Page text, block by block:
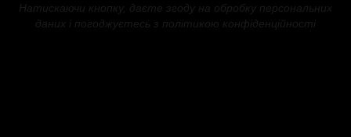
Натискаючи кнопку, даєте згоду на обробку персональних
даних і погоджуєтесь з політикою конфіденційності